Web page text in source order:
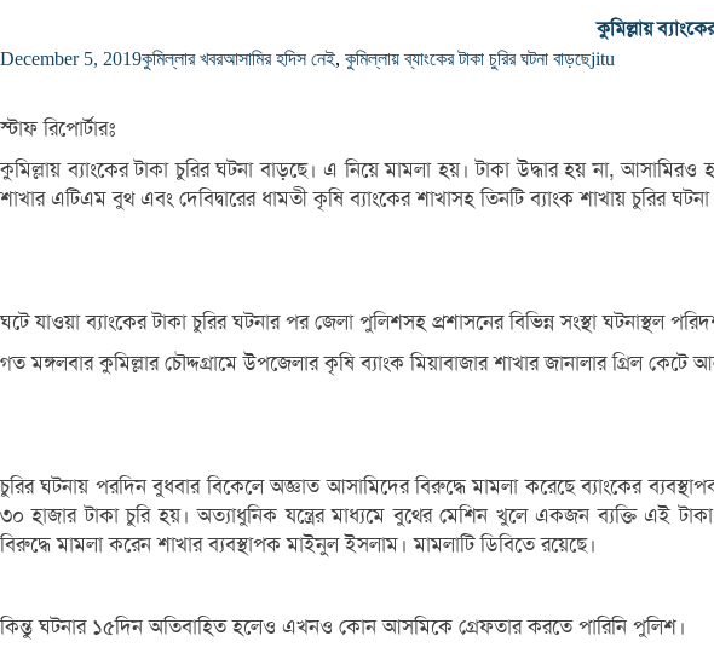
কুমিল্লায়
December 5, 2019কুমিল্লার খবরআসামির হদিস নেই, কুমিল্লায় ব্যাংকের টাকা চুরির ঘটনা বাড়ছেjitu
স্টাফ রিপোর্টারঃ
কুমিল্লায় ব্যাংকের টাকা চুরির ঘটনা বাড়ছে। এ নিয়ে মামলা হয়। টাকা উদ্ধার হয় না,
শাখার এটিএম বুথ এবং দেবিদ্বারের ধামতী কৃষি ব্যাংকের শাখাসহ তিনটি ব্যাংক শাখায় চুরির
ঘটে যাওয়া ব্যাংকের টাকা চুরির ঘটনার পর জেলা পুলিশসহ প্রশাসনের বিভিন্ন সংস্থা ঘটনাস্থল
গত মঙ্গলবার কুমিল্লার চৌদ্দগ্রামে উপজেলার কৃষি ব্যাংক মিয়াবাজার শাখার জানালার গ্রিল কেটে
চুরির ঘটনায় পরদিন বুধবার বিকেলে অজ্ঞাত আসামিদের বিরুদ্ধে মামলা করেছে ব্যাংকের
৩০ হাজার টাকা চুরি হয়। অত্যাধুনিক যন্ত্রের মাধ্যমে বুথের মেশিন খুলে একজন ব্যক্তি এই
বিরুদ্ধে মামলা করেন শাখার ব্যবস্থাপক মাইনুল ইসলাম। মামলাটি ডিবিতে রয়েছে।
কিন্তু ঘটনার ১৫দিন অতিবাহিত হলেও এখনও কোন আসমিকে গ্রেফতার করতে পারিনি পুলিশ।